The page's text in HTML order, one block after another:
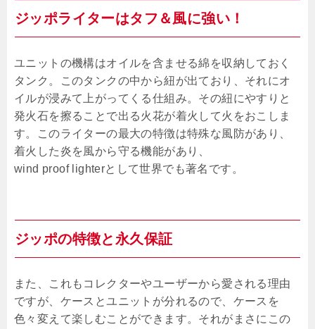
ジッポライターはタフ＆風に強い！
ユニットの機構はオイルを含ませる綿を収納しておく
タンク。このタンクの中から紐が出ており、それにオ
イルが浸みて上がってくる仕組み。その紐にやすりと
発火石を擦ることで出る火花が着火して火をおこしま
す。このライターの最大の特徴は特殊な風防があり、
着火した炎を風から守る機能があり、
wind proof lighterとして世界でも著名です。
ジッポの特徴と永久保証
また、これもコレクターやユーザーから愛される理由
ですが、ケースとユニットが分れるので、ケースを
色々変えて楽しむことができます。それがまさにこの